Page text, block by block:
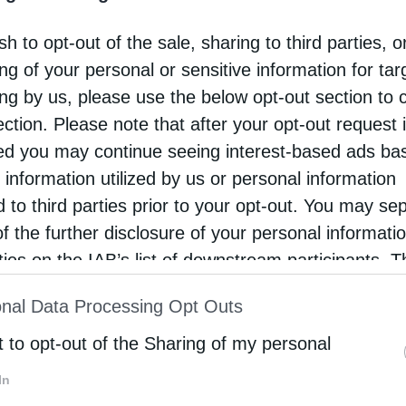
to opt-out of the sale, sharing to third parties,
of your personal or sensitive information for
by us, please use the below opt-out section to
Please note that after your opt-out request
you may continue seeing interest-based ads
information utilized by us or personal information
to third parties prior to your opt-out. You may
the further disclosure of your personal
on the IAB’s list of downstream participants.
of Downstream Participantsthat may further
parties.
Data Processing Opt Outs
to opt-out of the Sharing of my personal
άφιξη του Επικεφαλής της Αυτοκεφάλου
της Ουκρανίας, Μητροπολίτη Επιφανίου.